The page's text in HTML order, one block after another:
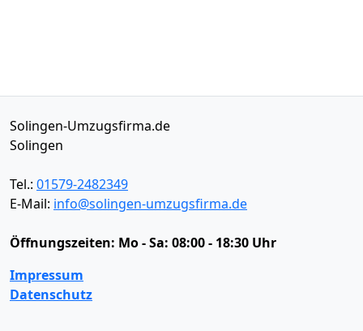
Solingen-Umzugsfirma.de
Solingen
Tel.: 01579-2482349
E-Mail: info@solingen-umzugsfirma.de
Öffnungszeiten: Mo - Sa: 08:00 - 18:30 Uhr
Impressum
Datenschutz